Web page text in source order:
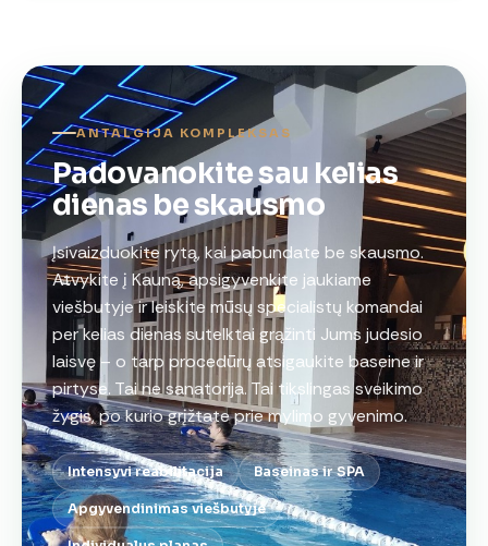
ANTALGIJA KOMPLEKSAS
Padovanokite sau kelias
dienas be skausmo
Įsivaizduokite rytą, kai pabundate be skausmo.
Atvykite į Kauną, apsigyvenkite jaukiame
viešbutyje ir leiskite mūsų specialistų komandai
per kelias dienas sutelktai grąžinti Jums judesio
laisvę – o tarp procedūrų atsigaukite baseine ir
pirtyse. Tai ne sanatorija. Tai tikslingas sveikimo
žygis, po kurio grįžtate prie mylimo gyvenimo.
Intensyvi reabilitacija Baseinas ir SPA
Apgyvendinimas viešbutyje